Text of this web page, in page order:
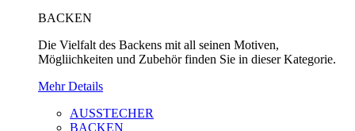
BACKEN
Die Vielfalt des Backens mit all seinen Motiven,
Mögliichkeiten und Zubehör finden Sie in dieser Kategorie.
Mehr Details
AUSSTECHER
BACKEN